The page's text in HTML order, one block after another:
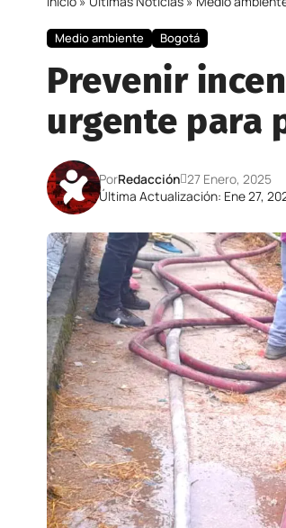
Medio ambiente Bogotá
Prevenir
urgente para
Última Actualización: Ene 27,
PorRedacción 27 Enero, 2025